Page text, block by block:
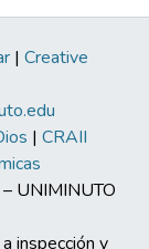
| Creative
| CRAII
UNIMINUTO
inspección y